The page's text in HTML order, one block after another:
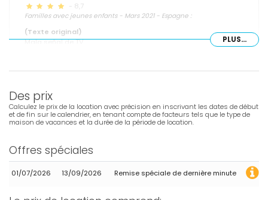
- 8,7
Familles avec jeunes enfants - Mars 2021 - Espagne :
(Texte original)
Mala señal de TV.
Mauvais signal TV.
- 7,9
Familles avec jeunes enfants - Octobre 2020 - Espagne :
Chalet acogedor y tranquilo, con una localizacion inmejorable.
(Traduit par Google)
PLUS...
Des prix
Calculez le prix de la location avec précision en inscrivant les dates de début
et de fin sur le calendrier, en tenant compte de facteurs tels que le type de
maison de vacances et la durée de la période de location.
Offres spéciales
01/07/2026 13/09/2026 Remise spéciale de dernière minute